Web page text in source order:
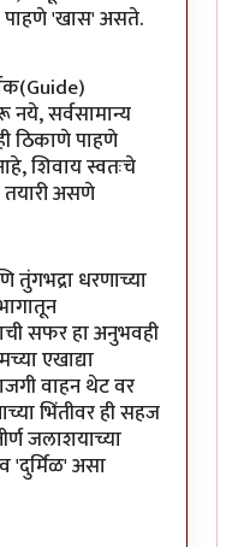
पाहणे 'खास' असते.
सर्वसामान्य
ठिकाणे पाहणे
शिवाय स्वतःचे
असणे
तुंगभद्रा धरणाच्या
सफर हा अनुभवही
एखाद्या
वाहन थेट वर
भिंतीवर ही सहज
जलाशयाच्या
'दुर्मिळ' असा